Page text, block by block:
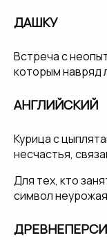
ДАШКУ
Встреча с
которым навряд
АНГЛИЙСКИЙ
Курица с
несчастья,
Для тех, кто
символ